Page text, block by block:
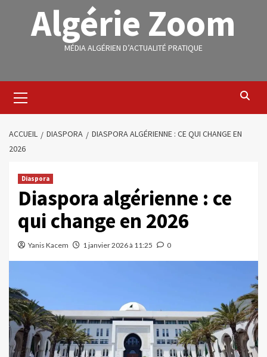
Algérie Zoom
MÉDIA ALGÉRIEN D’ACTUALITÉ PRATIQUE
ACCUEIL DIASPORA
DIASPORA ALGÉRIENNE : CE QUI CHANGE EN
2026
Diaspora
Diaspora algérienne : ce
qui change en 2026
Yanis Kacem 1 janvier 2026 à 11:25 0